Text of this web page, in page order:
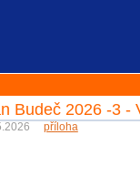
Budeč 2026 -3 -
příloha